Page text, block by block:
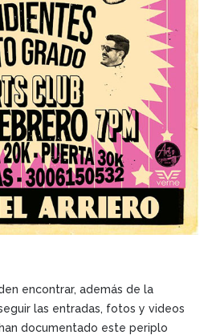
encontrar, además de la
las entradas, fotos y videos
documentado este periplo